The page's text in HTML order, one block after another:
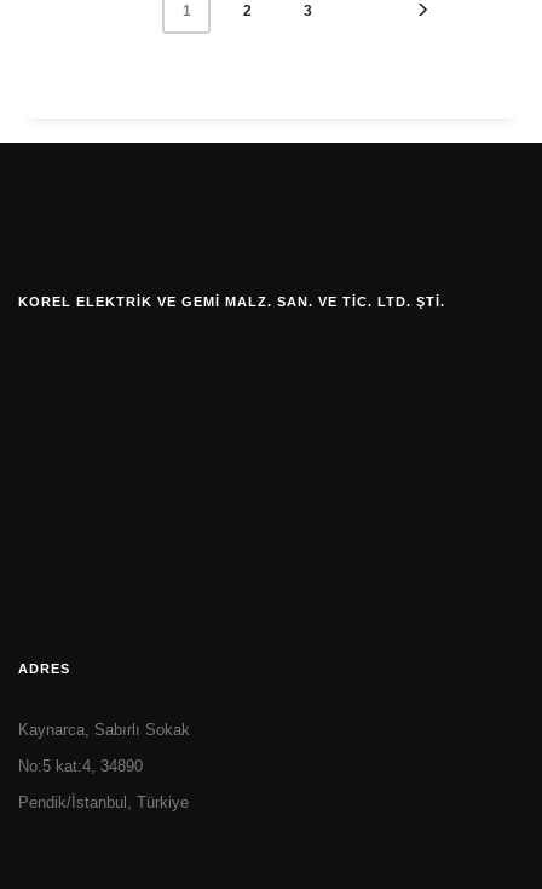
1 2 3
KOREL ELEKTRIK VE GEMI MALZ. SAN. VE TIC. LTD. ŞTI.
ADRES
Kaynarca, Sabırlı Sokak
No:5 kat:4, 34890
Pendik/İstanbul, Türkiye